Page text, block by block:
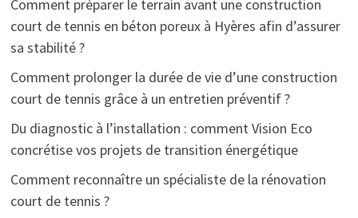
Comment préparer le terrain avant une construction
court de tennis en béton poreux à Hyères afin d’assurer
sa stabilité ?
Comment prolonger la durée de vie d’une construction
court de tennis grâce à un entretien préventif ?
Du diagnostic à l’installation : comment Vision Eco
concrétise vos projets de transition énergétique
Comment reconnaître un spécialiste de la rénovation
court de tennis ?